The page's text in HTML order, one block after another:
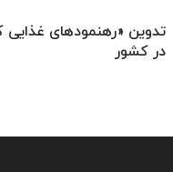
تدوین «رهنمودهای غذایی
در کشور